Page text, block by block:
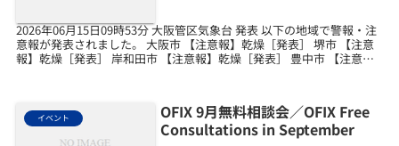
2026年06月15日09時53分 大阪管区気象台 発表 以下の地域で警報・注
意報が発表されました。 大阪市 【注意報】乾燥［発表］ 堺市 【注意
報】乾燥［発表］ 岸和田市 【注意報】乾燥［発表］ 豊中市 【注意
イベント
OFIX 9月無料相談会／OFIX Free
Consultations in September